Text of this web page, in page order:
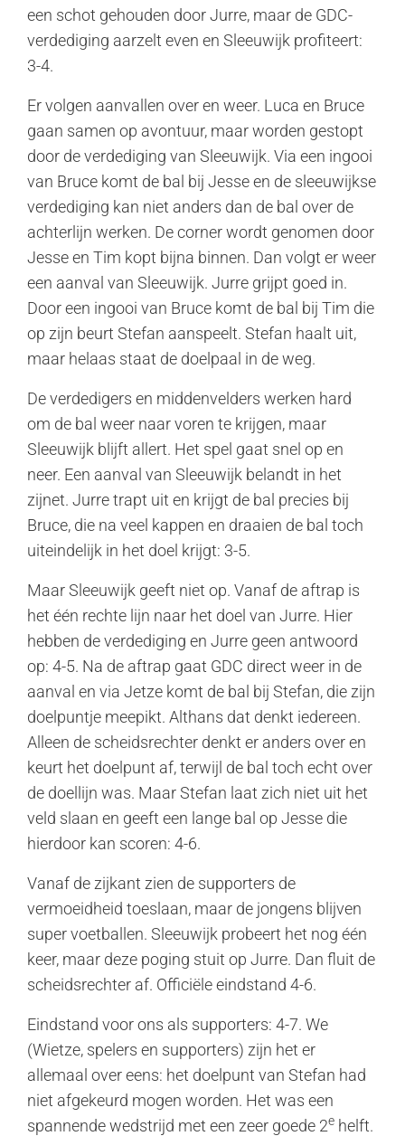
een schot gehouden door Jurre, maar de GDC-
verdediging aarzelt even en Sleeuwijk profiteert:
3-4.
Er volgen aanvallen over en weer. Luca en Bruce
gaan samen op avontuur, maar worden gestopt
door de verdediging van Sleeuwijk. Via een ingooi
van Bruce komt de bal bij Jesse en de sleeuwijkse
verdediging kan niet anders dan de bal over de
achterlijn werken. De corner wordt genomen door
Jesse en Tim kopt bijna binnen. Dan volgt er weer
een aanval van Sleeuwijk. Jurre grijpt goed in.
Door een ingooi van Bruce komt de bal bij Tim die
op zijn beurt Stefan aanspeelt. Stefan haalt uit,
maar helaas staat de doelpaal in de weg.
De verdedigers en middenvelders werken hard
om de bal weer naar voren te krijgen, maar
Sleeuwijk blijft allert. Het spel gaat snel op en
neer. Een aanval van Sleeuwijk belandt in het
zijnet. Jurre trapt uit en krijgt de bal precies bij
Bruce, die na veel kappen en draaien de bal toch
uiteindelijk in het doel krijgt: 3-5.
Maar Sleeuwijk geeft niet op. Vanaf de aftrap is
het één rechte lijn naar het doel van Jurre. Hier
hebben de verdediging en Jurre geen antwoord
op: 4-5. Na de aftrap gaat GDC direct weer in de
aanval en via Jetze komt de bal bij Stefan, die zijn
doelpuntje meepikt. Althans dat denkt iedereen.
Alleen de scheidsrechter denkt er anders over en
keurt het doelpunt af, terwijl de bal toch echt over
de doellijn was. Maar Stefan laat zich niet uit het
veld slaan en geeft een lange bal op Jesse die
hierdoor kan scoren: 4-6.
Vanaf de zijkant zien de supporters de
vermoeidheid toeslaan, maar de jongens blijven
super voetballen. Sleeuwijk probeert het nog één
keer, maar deze poging stuit op Jurre. Dan fluit de
scheidsrechter af. Officiële eindstand 4-6.
Eindstand voor ons als supporters: 4-7. We
(Wietze, spelers en supporters) zijn het er
allemaal over eens: het doelpunt van Stefan had
niet afgekeurd mogen worden. Het was een
spannende wedstrijd met een zeer goede 2e helft.